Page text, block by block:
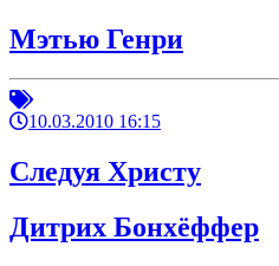
Мэтью Генри
10.03.2010 16:15
Следуя Христу
Дитрих Бонхёффер